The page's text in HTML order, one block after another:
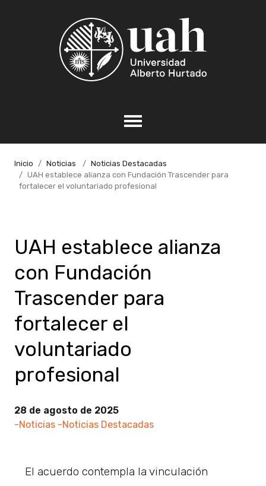
Inicio Noticias
Noticias Destacadas
UAH establece alianza con Fundación Trascender para
fortalecer el voluntariado profesional
UAH establece alianza
con Fundación
Trascender para
fortalecer el
voluntariado
profesional
28 de agosto de 2025
-Noticias -Noticias Destacadas
El acuerdo contempla la vinculación